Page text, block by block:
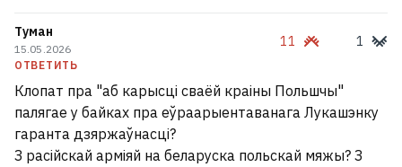
Туман
15.05.2026
ОТВЕТИТЬ
11 1
Клопат пра "аб карысці сваёй краіны Польшчы"
палягае у байках пра еўраарыентаванага Лукашэнку
гаранта дзяржаўнасці?
З расійскай арміяй на беларуска польскай мяжы? З